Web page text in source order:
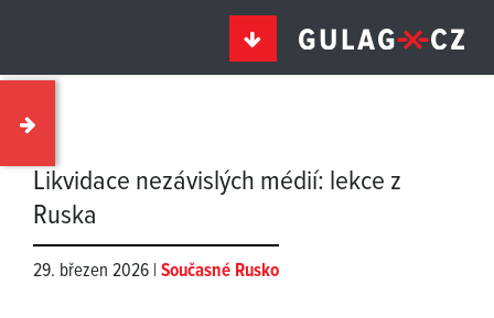
Likvidace nezávislých médií: lekce z
Ruska
29. březen 2026 | Současné Rusko